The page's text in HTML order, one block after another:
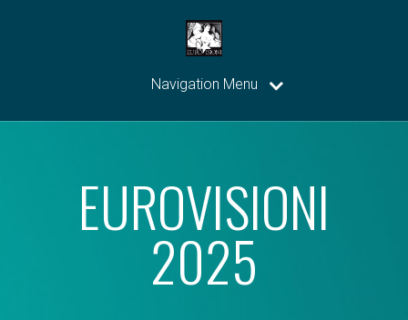
Navigation Menu
EUROVISIONI
2025